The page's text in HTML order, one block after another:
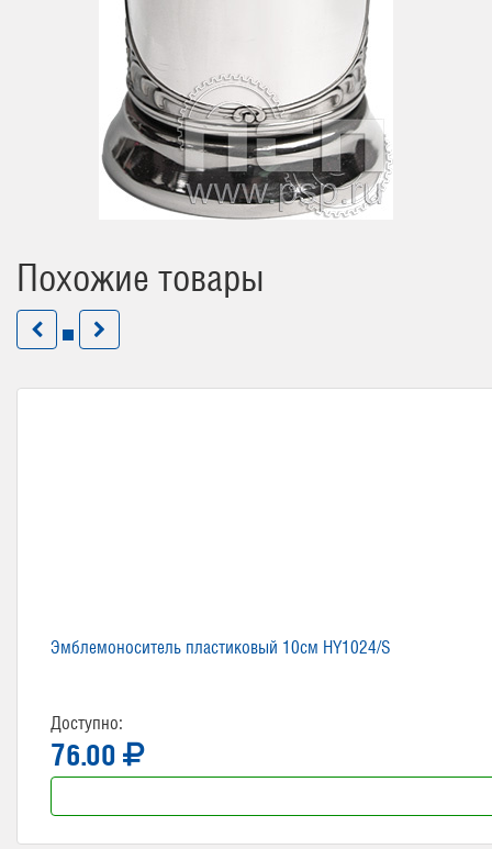
Похожие товары
Эмблемоноситель пластиковый 10см HY1024/S
Доступно:
76.00